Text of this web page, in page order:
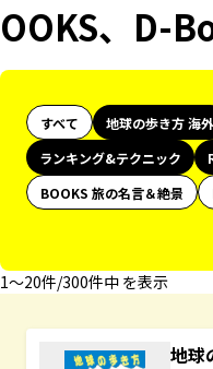
OOKS、D-
すべて 地球の歩き方 海外
ランキング&テクニック
BOOKS 旅の名言＆絶景
1〜20件/300件中 を表示
地球